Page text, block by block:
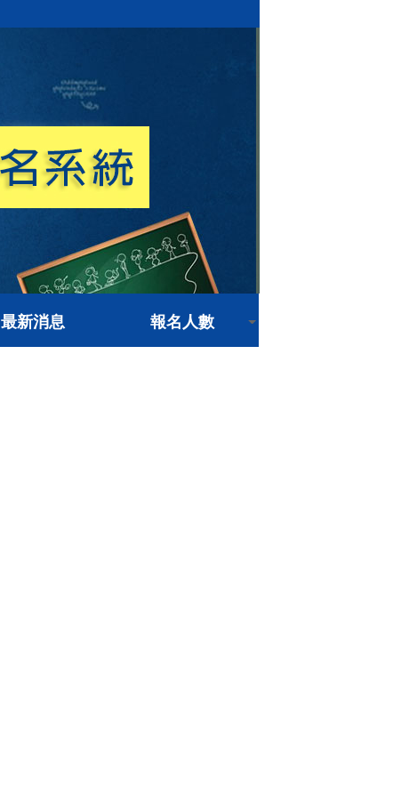
最新消息 報名人數